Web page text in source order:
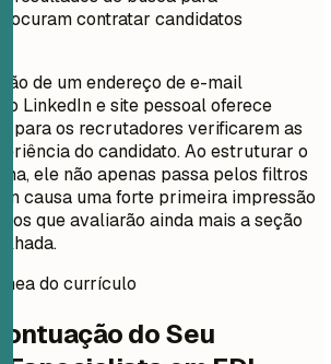
contratar candidatos
de um endereço de e-mail
LinkedIn e site pessoal oferece
para os recrutadores verificarem as
do candidato. Ao estruturar o
ele não apenas passa pelos filtros
causa uma forte primeira impressão
que avaliarão ainda mais a seção
do currículo
do Seu